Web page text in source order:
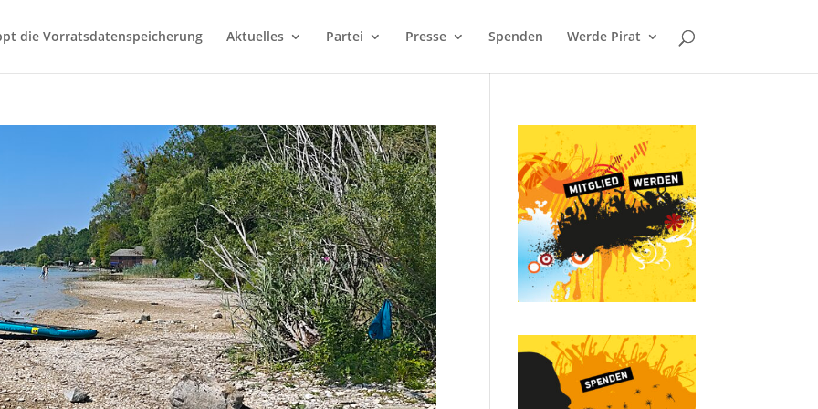
die Vorratsdatenspeicherung Aktuelles Partei Presse Spenden Werde Pirat